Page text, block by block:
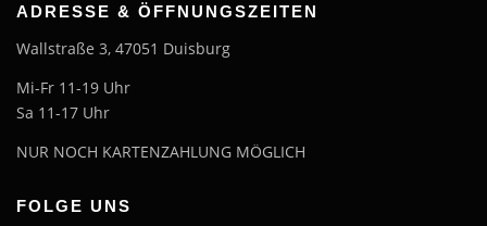
ADRESSE & ÖFFNUNGSZEITEN
Wallstraße 3, 47051 Duisburg
Mi-Fr 11-19 Uhr
Sa 11-17 Uhr
NUR NOCH KARTENZAHLUNG MÖGLICH
FOLGE UNS